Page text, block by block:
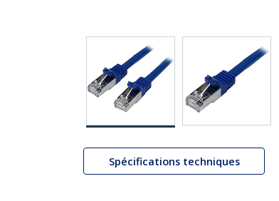
Spécifications techniques